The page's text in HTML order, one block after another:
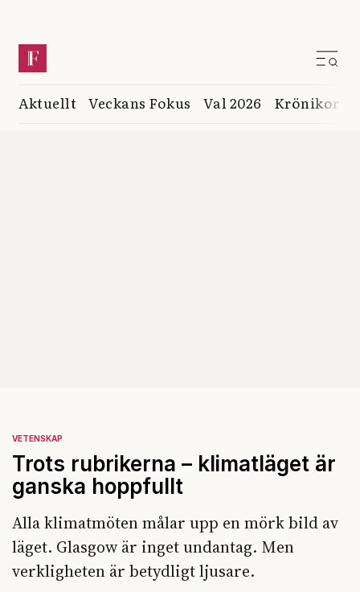
Aktuellt Veckans Fokus Val 2026 Krönikor
VETENSKAP
Trots rubrikerna – klimatläget är
ganska hoppfullt
Alla klimatmöten målar upp en mörk bild av
läget. Glasgow är inget undantag. Men
verkligheten är betydligt ljusare.